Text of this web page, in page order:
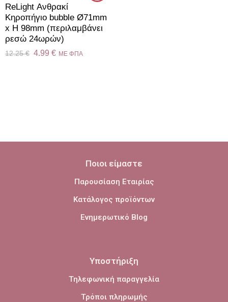
ReLight Ανθρακί
Κηροπήγιο bubble Ø71mm
x H 98mm (περιλαμβάνει
ρεσώ 24ωρών)
12.25€ 4.99 € ME ΦΠΑ
Ποιοι είμαστε
Παρουσίαση Εταιρίας
Κατάλογος προϊόντων
Ενημερωτικό Blog
Υποστήριξη
Τηλεφωνική παραγγελία
Τρόποι πληρωμής